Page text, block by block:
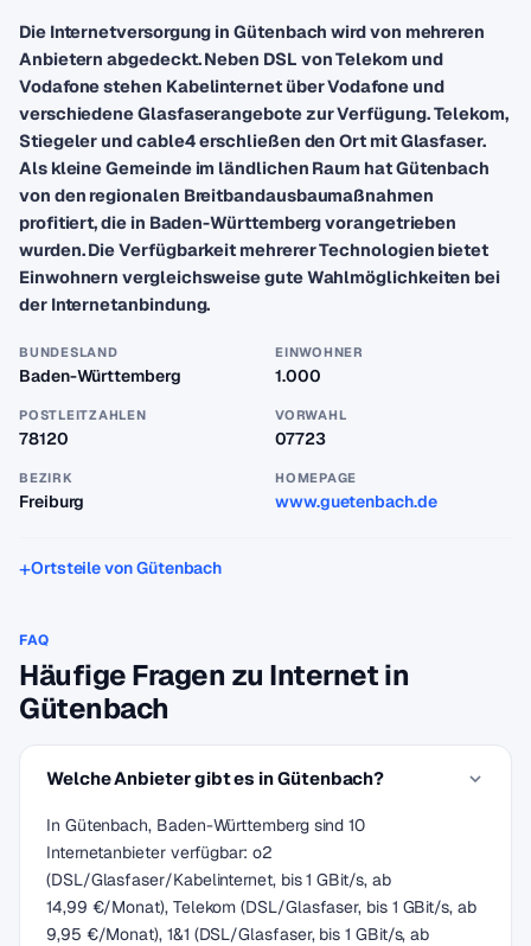
Die Internetversorgung in Gütenbach wird von mehreren
Anbietern abgedeckt. Neben DSL von Telekom und
Vodafone stehen Kabelinternet über Vodafone und
verschiedene Glasfaserangebote zur Verfügung. Telekom,
Stiegeler und cable4 erschließen den Ort mit Glasfaser.
Als kleine Gemeinde im ländlichen Raum hat Gütenbach
von den regionalen Breitbandausbaumaßnahmen
profitiert, die in Baden-Württemberg vorangetrieben
wurden. Die Verfügbarkeit mehrerer Technologien bietet
Einwohnern vergleichsweise gute Wahlmöglichkeiten bei
der Internetanbindung.
BUNDESLAND
Baden-Württemberg
EINWOHNER
1.000
POSTLEITZAHLEN
78120
VORWAHL
07723
BEZIRK
Freiburg
HOMEPAGE
www.guetenbach.de
Ortsteile von Gütenbach
FAQ
Häufige Fragen zu Internet in
Gütenbach
Welche Anbieter gibt es in Gütenbach?
In Gütenbach, Baden-Württemberg sind 10
Internetanbieter verfügbar: o2
(DSL/Glasfaser/Kabelinternet, bis 1 GBit/s, ab
14,99 €/Monat), Telekom (DSL/Glasfaser, bis 1 GBit/s, ab
9,95 €/Monat), 1&1 (DSL/Glasfaser, bis 1 GBit/s, ab